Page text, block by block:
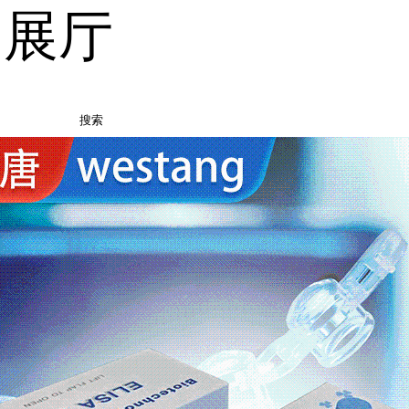
厅
搜索